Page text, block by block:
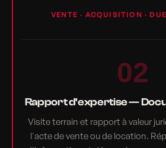
VENTE · ACQUISITION ·
02
Rapport d'expertise —
Visite terrain et rapport à valeur
l'acte de vente ou de location.